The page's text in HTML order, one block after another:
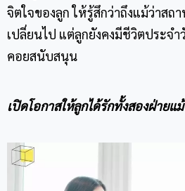
จิตใจของลูก ให้รู้สึกว่าถึงแม้ว่าสถ
เปลี่ยนไป แต่ลูกยังคงมีชีวิตประจ
คอยสนับสนุน
เปิดโอกาสให้ลูกได้รักทั้งสองฝ่าย